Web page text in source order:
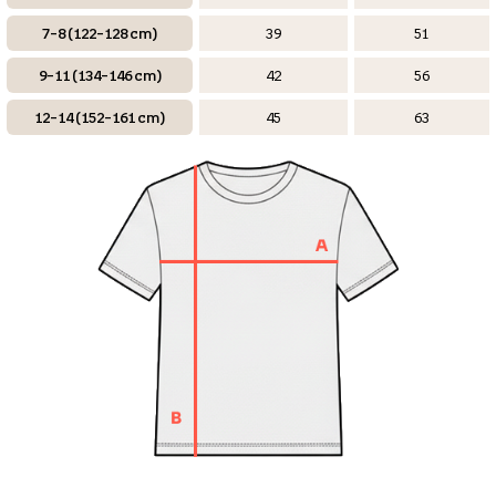
7–8 (122–128 cm) 39 51
9–11 (134–146 cm) 42 56
12–14 (152–161 cm) 45 63